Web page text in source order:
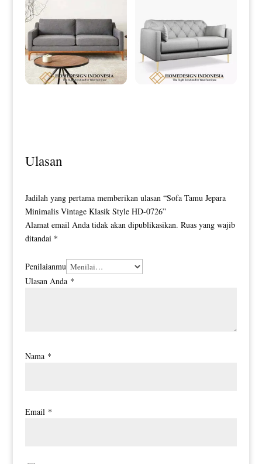
Ulasan
Jadilah yang pertama memberikan ulasan “Sofa Tamu Jepara
Minimalis Vintage Klasik Style HD-0726”
Alamat email Anda tidak akan dipublikasikan. Ruas yang wajib
ditandai *
Penilaianmu
Ulasan Anda *
Nama *
Email *